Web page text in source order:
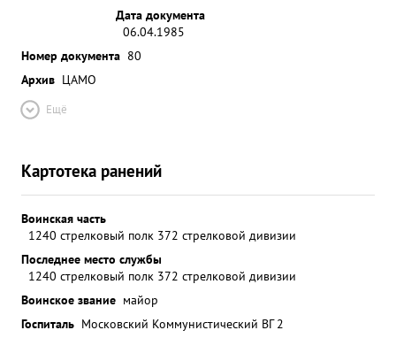
Дата документа
06.04.1985
Номер документа 80
Архив ЦАМО
Ещё
Картотека ранений
Воинская часть
1240 стрелковый полк 372 стрелковой дивизии
Последнее место службы
1240 стрелковый полк 372 стрелковой дивизии
Воинское звание майор
Госпиталь Московский Коммунистический ВГ 2